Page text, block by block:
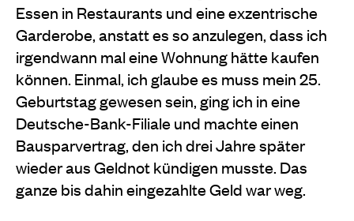
Essen in Restaurants und eine exzentrische
Garderobe, anstatt es so anzulegen, dass ich
irgendwann mal eine Wohnung hätte kaufen
können. Einmal, ich glaube es muss mein 25.
Geburtstag gewesen sein, ging ich in eine
Deutsche-Bank-Filiale und machte einen
Bausparvertrag, den ich drei Jahre später
wieder aus Geldnot kündigen musste. Das
ganze bis dahin eingezahlte Geld war weg.